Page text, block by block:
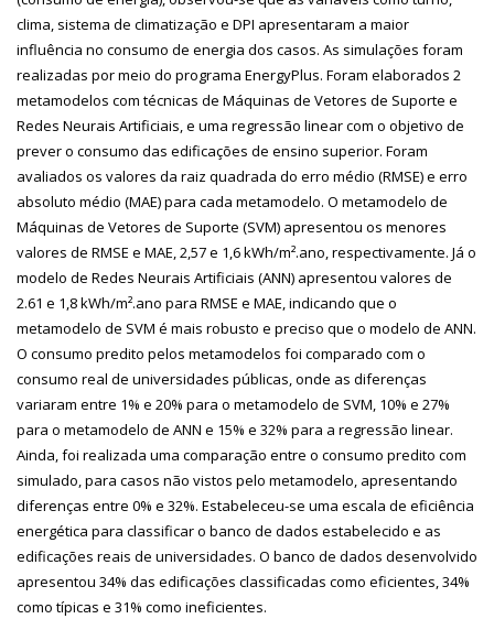
clima, sistema de climatização e DPI apresentaram a maior
influência no consumo de energia dos casos. As simulações foram
realizadas por meio do programa EnergyPlus. Foram elaborados 2
metamodelos com técnicas de Máquinas de Vetores de Suporte e
Redes Neurais Artificiais, e uma regressão linear com o objetivo de
prever o consumo das edificações de ensino superior. Foram
avaliados os valores da raiz quadrada do erro médio (RMSE) e erro
absoluto médio (MAE) para cada metamodelo. O metamodelo de
Máquinas de Vetores de Suporte (SVM) apresentou os menores
valores de RMSE e MAE, 2,57 e 1,6 kWh/m².ano, respectivamente. Já o
modelo de Redes Neurais Artificiais (ANN) apresentou valores de
2.61 e 1,8 kWh/m².ano para RMSE e MAE, indicando que o
metamodelo de SVM é mais robusto e preciso que o modelo de ANN.
O consumo predito pelos metamodelos foi comparado com o
consumo real de universidades públicas, onde as diferenças
variaram entre 1% e 20% para o metamodelo de SVM, 10% e 27%
para o metamodelo de ANN e 15% e 32% para a regressão linear.
Ainda, foi realizada uma comparação entre o consumo predito com
simulado, para casos não vistos pelo metamodelo, apresentando
diferenças entre 0% e 32%. Estabeleceu-se uma escala de eficiência
energética para classificar o banco de dados estabelecido e as
edificações reais de universidades. O banco de dados desenvolvido
apresentou 34% das edificações classificadas como eficientes, 34%
como típicas e 31% como ineficientes.